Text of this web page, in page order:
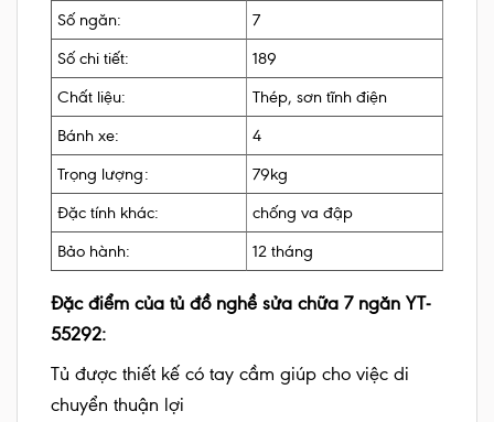
Số ngăn:
7
Số chi tiết:
189
Chất liệu:
Thép, sơn tĩnh điện
Bánh xe:
4
Trọng lượng:
79kg
Đặc tính khác:
chống va đập
Bảo hành:
12 tháng
Đặc điểm của tủ đồ nghề sửa chữa 7 ngăn YT-
55292:
Tủ được thiết kế có tay cầm giúp cho việc di
chuyển thuận lợi